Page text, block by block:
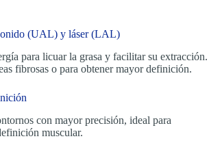
(UAL) y láser (LAL)
para licuar la grasa y facilitar su extracción.
fibrosas o para obtener mayor definición.
con mayor precisión, ideal para
muscular.